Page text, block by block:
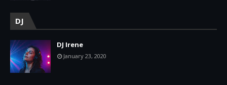
DJ
DJ Irene
January 23, 2020